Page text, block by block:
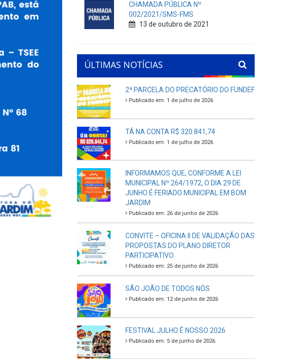
CHAMADA PÚBLICA Nº
002/2021/SMS-FMS
13 de outubro de 2021
ÚLTIMAS NOTÍCIAS
2ª PARCELA DO PRECATÓRIO DO FUNDEF
Publicado em: 1 de julho de 2026
TÁ NA CONTA R$ 320.841,74
Publicado em: 1 de julho de 2026
INFORMAMOS QUE, CONFORME A LEI
MUNICIPAL Nº 264/1972, O DIA 29 DE
JUNHO É FERIADO MUNICIPAL EM BOM
JARDIM
Publicado em: 26 de junho de 2026
CONVITE – OFICINA II DE VALIDAÇÃO DAS
PROPOSTAS DO PLANO DIRETOR
PARTICIPATIVO
Publicado em: 25 de junho de 2026
SÃO JOÃO DE TODOS NÓS
Publicado em: 12 de junho de 2026
FESTIVAL JULHO É NOSSO 2026
Publicado em: 5 de junho de 2026